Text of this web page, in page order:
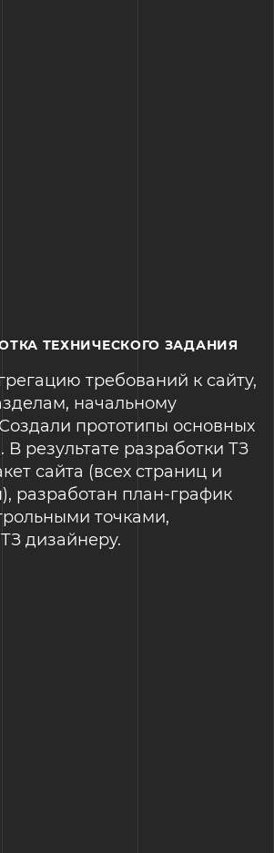
ТЕХНИЧЕСКОГО ЗАДАНИЯ
требований к сайту,
начальному
прототипы основных
В результате разработки ТЗ
сайта (всех страниц и
разработан план-график
точками,
дизайнеру.